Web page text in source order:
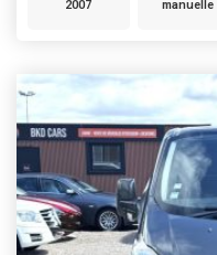
2007 manuelle